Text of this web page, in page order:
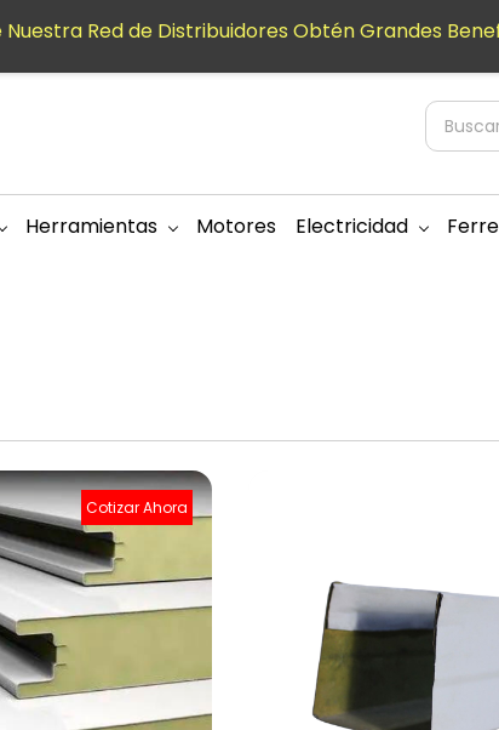
Herramientas Motores Electricidad
Cotizar Ahora
Red de Distribuidores Obtén Grandes